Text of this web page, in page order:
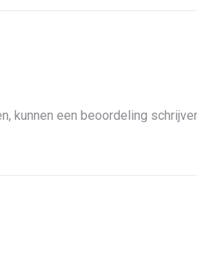
kunnen een beoordeling